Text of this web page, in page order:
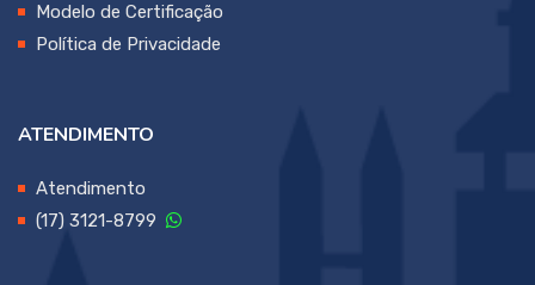
Modelo de Certificação
Política de Privacidade
ATENDIMENTO
Atendimento
(17) 3121-8799